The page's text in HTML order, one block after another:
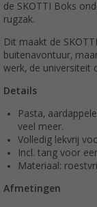
de SKOTTI Boks
rugzak.
Dit maakt de
buitenavontuur,
werk, de universiteit
Details
Pasta,
veel meer.
Volledig lekvrij
Incl. tang voor
Materiaal:
Afmetingen